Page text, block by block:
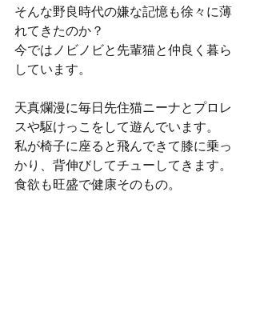
そんな野良時代の嫌な記憶も徐々に薄
れてきたのか？
今ではノビノビと先輩猫と仲良く暮ら
しています。
天真爛漫に毎日先住猫ニーナとプロレ
スや駆けっこをして遊んでいます。
私が椅子に座ると飛んできて膝に乗っ
かり、背伸びしてチューしてきます。
食欲も旺盛で健康そのもの。